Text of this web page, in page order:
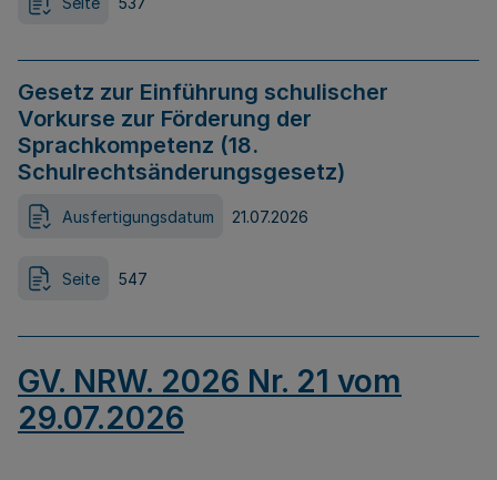
Gesetz zur Einführung schulischer
Vorkurse zur Förderung der
Sprachkompetenz (18.
Schulrechtsänderungsgesetz)
Ausfertigungsdatum 21.07.2026
Seite 547
GV. NRW. 2026 Nr. 21 vom
29.07.2026